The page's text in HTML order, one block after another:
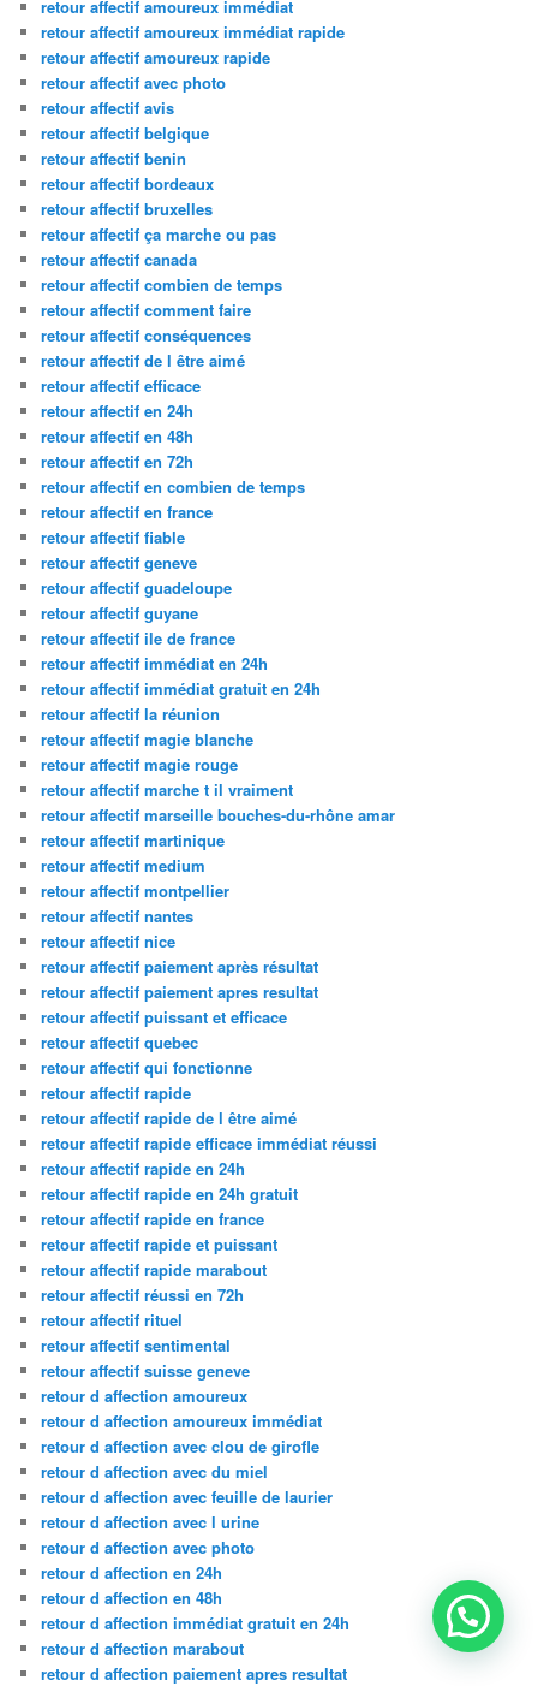
retour affectif amoureux immédiat
retour affectif amoureux immédiat rapide
retour affectif amoureux rapide
retour affectif avec photo
retour affectif avis
retour affectif belgique
retour affectif benin
retour affectif bordeaux
retour affectif bruxelles
retour affectif ça marche ou pas
retour affectif canada
retour affectif combien de temps
retour affectif comment faire
retour affectif conséquences
retour affectif de l être aimé
retour affectif efficace
retour affectif en 24h
retour affectif en 48h
retour affectif en 72h
retour affectif en combien de temps
retour affectif en france
retour affectif fiable
retour affectif geneve
retour affectif guadeloupe
retour affectif guyane
retour affectif ile de france
retour affectif immédiat en 24h
retour affectif immédiat gratuit en 24h
retour affectif la réunion
retour affectif magie blanche
retour affectif magie rouge
retour affectif marche t il vraiment
retour affectif marseille bouches-du-rhône amar
retour affectif martinique
retour affectif medium
retour affectif montpellier
retour affectif nantes
retour affectif nice
retour affectif paiement après résultat
retour affectif paiement apres resultat
retour affectif puissant et efficace
retour affectif quebec
retour affectif qui fonctionne
retour affectif rapide
retour affectif rapide de l être aimé
retour affectif rapide efficace immédiat réussi
retour affectif rapide en 24h
retour affectif rapide en 24h gratuit
retour affectif rapide en france
retour affectif rapide et puissant
retour affectif rapide marabout
retour affectif réussi en 72h
retour affectif rituel
retour affectif sentimental
retour affectif suisse geneve
retour d affection amoureux
retour d affection amoureux immédiat
retour d affection avec clou de girofle
retour d affection avec du miel
retour d affection avec feuille de laurier
retour d affection avec l urine
retour d affection avec photo
retour d affection en 24h
retour d affection en 48h
retour d affection immédiat gratuit en 24h
retour d affection marabout
retour d affection paiement apres resultat